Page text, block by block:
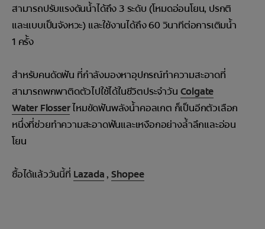
สามารถปรับแรงดันน้ำได้ถึง 3 ระดับ (โหมดอ่อนโยน, ปรกติ
และแบบเป็นจังหวะ) และใช้งานได้ถึง 60 วินาทีต่อการเติมน้ำ
1 ครั้ง
สำหรับคนดัดฟัน ที่กำลังมองหาอุปกรณ์ทำความสะอาดที่
สามารถพกพาติดตัวไปใช้ได้ในชีวิตประจำวัน Colgate
Water Flosserไหมขัดฟันพลังน้ำคอลเกต ก็เป็นอีกตัวเลือก
หนึ่งที่ช่วยทำความสะอาดฟันและเหงือกอย่างล้ำลึกและอ่อน
โยน
ซื้อได้แล้ววันนี้ที่ Lazada, Shopee